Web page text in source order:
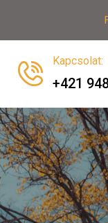
Kapcsolat:
+421